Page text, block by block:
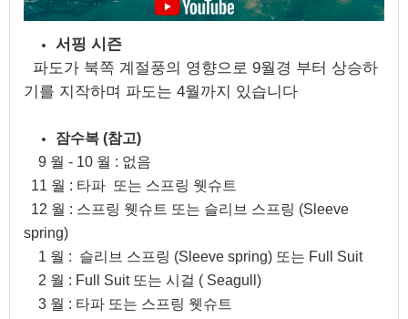
서핑 시즌
파도가 북쪽 계절풍의 영향으로 9월경 부터 상승하
기를 지작하며 파도는 4월까지 있습니다
잠수복 (참고)
9 월 - 10 월 : 없음
11 월 : 타파 또는 스프링 웻슈트
12 월 : 스프링 웻슈트 또는 슬리브 스프링 (Sleeve
spring)
1 월 : 슬리브 스프링 (Sleeve spring) 또는 Full Suit
2 월 : Full Suit 또는 시걸 ( Seagull)
3 월 : 타파 또는 스프링 웻슈트